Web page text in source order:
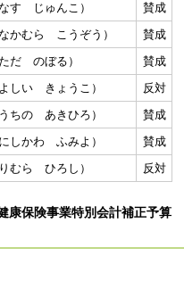
す じゅんこ）
賛成
かむら こうぞう）
賛成
だ のぼる）
賛成
しい きょうこ）
反対
ちの あきひろ）
賛成
しかわ ふみよ）
賛成
むら ひろし） 反対
保険事業特別会計補正予算